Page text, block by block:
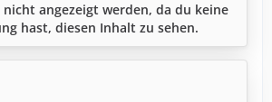
angezeigt werden, da du keine
hast, diesen Inhalt zu sehen.